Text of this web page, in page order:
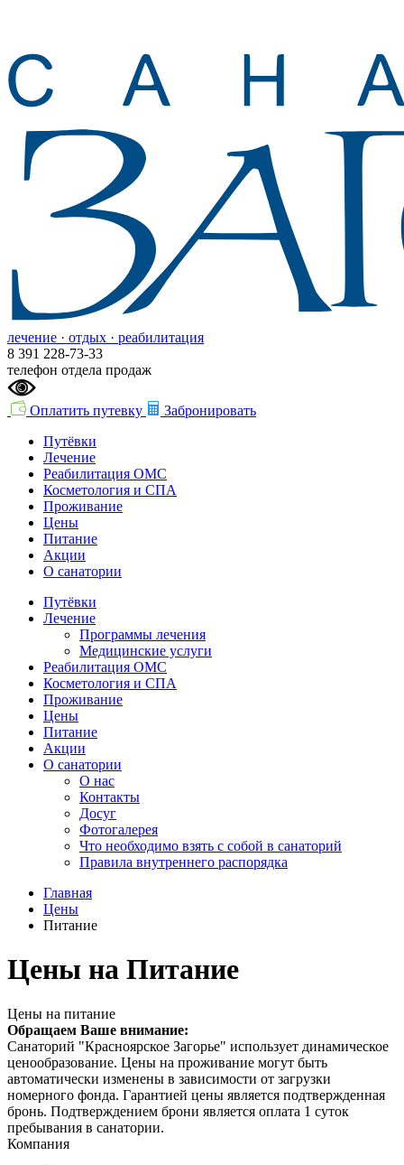
лечение · отдых · реабилитация
8 391 228-73-33
телефон отдела продаж
Оплатить путевку
Забронировать
Путёвки
Лечение
Реабилитация ОМС
Косметология и СПА
Проживание
Цены
Питание
Акции
О санатории
Путёвки
Лечение
Программы лечения
Медицинские услуги
Реабилитация ОМС
Косметология и СПА
Проживание
Цены
Питание
Акции
О санатории
О нас
Контакты
Досуг
Фотогалерея
Что необходимо взять с собой в санаторий
Правила внутреннего распорядка
Главная
Цены
Питание
Цены на Питание
Цены на питание
Обращаем Ваше внимание:
Санаторий "Красноярское Загорье" использует динамическое
ценообразование. Цены на проживание могут быть
автоматически изменены в зависимости от загрузки
номерного фонда. Гарантией цены является подтвержденная
бронь. Подтверждением брони является оплата 1 суток
пребывания в санатории.
Компания